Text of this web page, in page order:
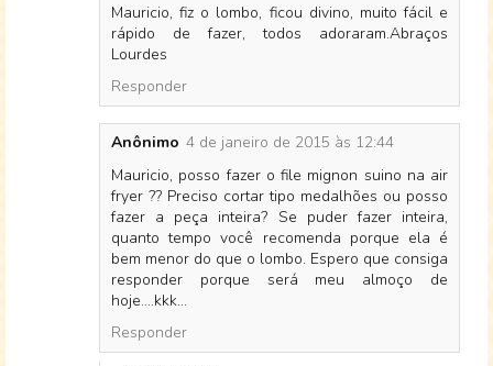
Mauricio, fiz o lombo, ficou divino, muito fácil e
rápido de fazer, todos adoraram.Abraços
Lourdes
Responder
Anônimo 4 de janeiro de 2015 às 12:44
Mauricio, posso fazer o file mignon suino na air
fryer ?? Preciso cortar tipo medalhões ou posso
fazer a peça inteira? Se puder fazer inteira,
quanto tempo você recomenda porque ela é
bem menor do que o lombo. Espero que consiga
responder porque será meu almoço de
hoje....kkk...
Responder